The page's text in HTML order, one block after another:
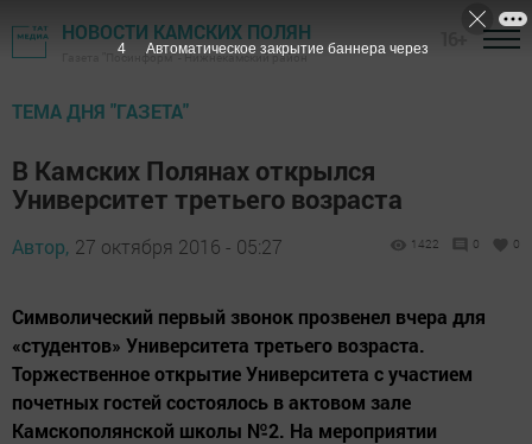
НОВОСТИ КАМСКИХ ПОЛЯН
Газета "Посинформ" - Нижнекамский район
ТЕМА ДНЯ "ГАЗЕТА"
В Камских Полянах открылся
Университет третьего возраста
Автор, 27 октября 2016 - 05:27 1422 0 0
Символический первый звонок прозвенел вчера для
«студентов» Университета третьего возраста.
Торжественное открытие Университета с участием
почетных гостей состоялось в актовом зале
Камскополянской школы №2. На мероприятии
3 Автоматическое закрытие баннера через